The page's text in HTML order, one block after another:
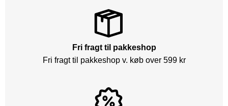
Fri fragt til pakkeshop
Fri fragt til pakkeshop v. køb over 599 kr